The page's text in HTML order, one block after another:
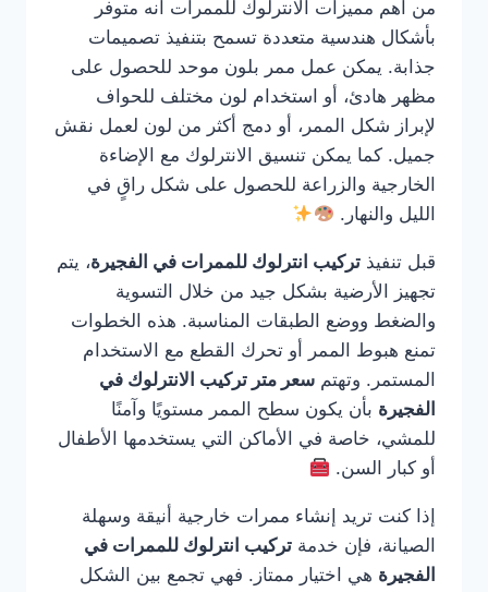
من أهم مميزات الانترلوك للممرات أنه متوفر
بأشكال هندسية متعددة تسمح بتنفيذ تصميمات
جذابة. يمكن عمل ممر بلون موحد للحصول على
مظهر هادئ، أو استخدام لون مختلف للحواف
لإبراز شكل الممر، أو دمج أكثر من لون لعمل نقش
جميل. كما يمكن تنسيق الانترلوك مع الإضاءة
الخارجية والزراعة للحصول على شكل راقٍ في
الليل والنهار.
قبل تنفيذ تركيب انترلوك للممرات في الفجيرة، يتم
تجهيز الأرضية بشكل جيد من خلال التسوية
والضغط ووضع الطبقات المناسبة. هذه الخطوات
تمنع هبوط الممر أو تحرك القطع مع الاستخدام
المستمر. وتهتم سعر متر تركيب الانترلوك في
الفجيرة بأن يكون سطح الممر مستويًا وآمنًا
للمشي، خاصة في الأماكن التي يستخدمها الأطفال
أو كبار السن.
إذا كنت تريد إنشاء ممرات خارجية أنيقة وسهلة
الصيانة، فإن خدمة تركيب انترلوك للممرات في
الفجيرة هي اختيار ممتاز. فهي تجمع بين الشكل